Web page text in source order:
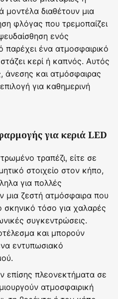
διαθέτουν μια
φλόγας που τρεμοπαίζει
ενός
παρέχει ένα ατμοσφαιρικό
κερί ή καπνός. Αυτός
και ατμόσφαιρας
για καθημερινή
για κεριά LED
τραπέζι, είτε σε
στοιχείο στον κήπο,
για πολλές
μια ζεστή ατμόσφαιρα που
σκηνικό τόσο για χαλαρές
συγκεντρώσεις.
και μπορούν
εντυπωσιακό
επίσης πλεονεκτήματα σε
ατμοσφαιρική